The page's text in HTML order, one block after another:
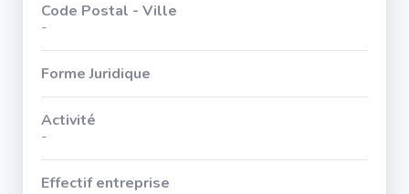
Code Postal - Ville
-
Forme Juridique
Activité
-
Effectif entreprise